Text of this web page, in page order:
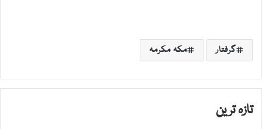
گرفتار مکہ مکرمہ
تازہ ترین